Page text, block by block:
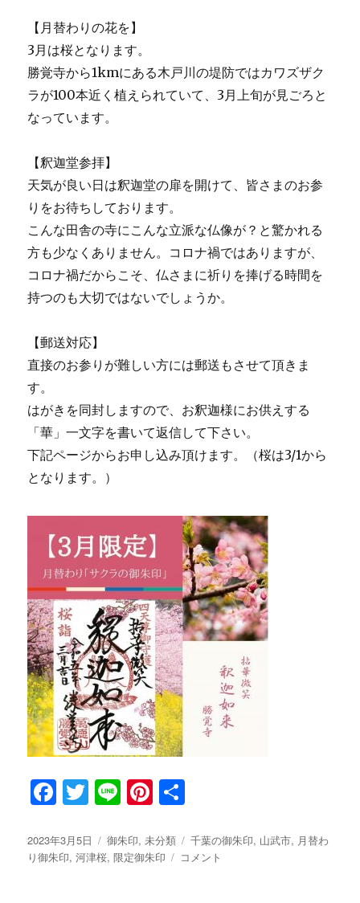
【月替わりの花を】
3月は桜となります。
勝覚寺から1kmにある木戸川の堤防ではカワズザク
ラが100本近く植えられていて、3月上旬が見ごろと
なっています。
【釈迦堂参拝】
天気が良い日は釈迦堂の扉を開けて、皆さまのお参
りをお待ちしております。
こんな田舎の寺にこんな立派な仏像が？と驚かれる
方も少なくありません。コロナ禍ではありますが、
コロナ禍だからこそ、仏さまに祈りを捧げる時間を
持つのも大切ではないでしょうか。
【郵送対応】
直接のお参りが難しい方には郵送もさせて頂きま
す。
はがきを同封しますので、お釈迦様にお供えする
「華」一文字を書いて返信して下さい。
下記ページからお申し込み頂けます。（桜は3/1から
となります。）
F
c
e
T
it
te
Li
e
Pi
te
re
投
稿
2023年3月5日
カ
テ
御朱印,未分類
タ
グ
千葉の御朱印, 山武市, 月替わ
り御朱印,河津桜,限定御朱印
3
コメント